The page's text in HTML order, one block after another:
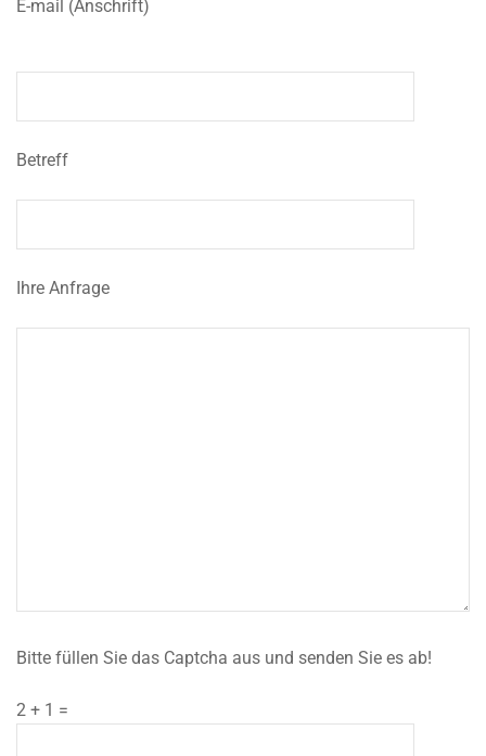
E-mail (Anschrift)
Betreff
Ihre Anfrage
Bitte füllen Sie das Captcha aus und senden Sie es ab!
2 + 1 =